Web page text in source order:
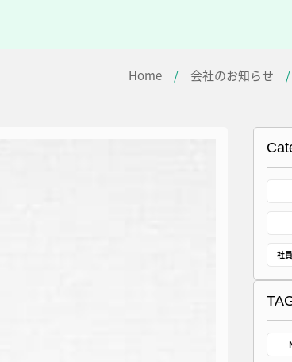
Home / 会社のお知らせ /
社